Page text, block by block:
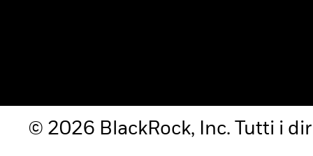
© 2026 BlackRock, Inc. Tutti i